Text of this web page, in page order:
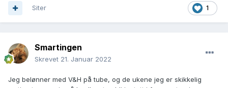
1
Siter
Smartingen
Skrevet 21. Januar 2022
Jeg belønner med V&H på tube, og de ukene jeg er skikkelig